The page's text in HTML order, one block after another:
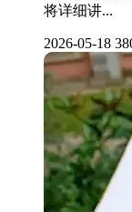
将详细讲...
2026-05-18